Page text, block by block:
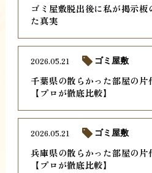
ゴミ屋敷脱出後に私が掲示板
た真実
千葉県の散らかった部屋の
【プロが徹底比較】
2026.05.21 ゴミ屋敷
兵庫県の散らかった部屋の
【プロが徹底比較】
2026.05.21 ゴミ屋敷